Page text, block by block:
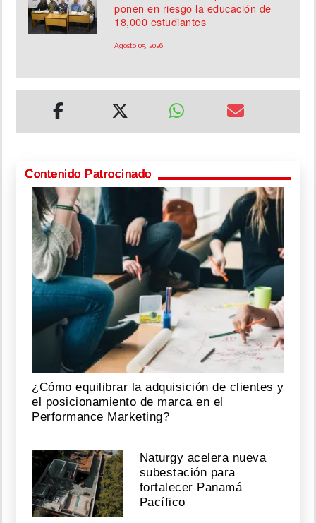
ponen en riesgo la educación de
18,000 estudiantes
Agosto 05, 2026
Contenido Patrocinado
¿Cómo equilibrar la adquisición de clientes y
el posicionamiento de marca en el
Performance Marketing?
Naturgy acelera nueva
subestación para
fortalecer Panamá
Pacífico